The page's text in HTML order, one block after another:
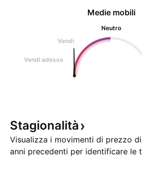
Medie mobili
Neutro
Vendi
Vendi adesso
Stagionalità
Visualizza i movimenti di prezzo
anni precedenti per identificare le